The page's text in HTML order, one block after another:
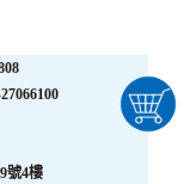
號4樓